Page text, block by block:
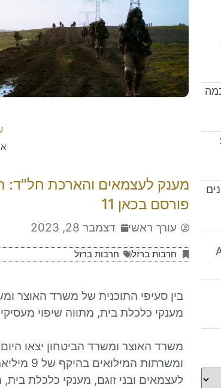
בישראל 2026: כמה
מיפוי שכר מנכ"לים בישראל 2026:
מענק לעצמאים והארכת חל"ד:
פורסם בכאן 11
עורך ראשי דצמבר 28, 2023
חרבות ברזל חרבות ברזל
בין סעיפי התוכנית של משרד האוצר
מענקי כלכלת בית, מתווה שיפוי
משרד האוצר ומשרד הביטחון יצאו
ומשרתות
לעצמאים ובני זוגם, מענקי כלכלת